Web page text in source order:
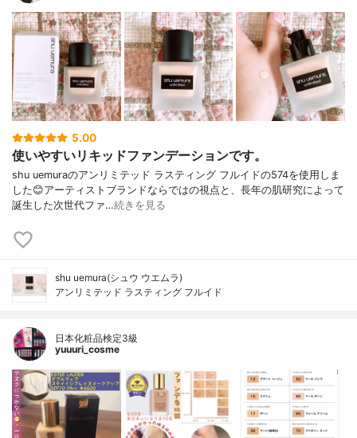
5.00
使いやすいリキッドファンデーションです。
shu uemuraのアンリミテッド ラスティング フルイドの574を使用しま
した😊アーティストブランドならではの視点と、長年の肌研究によって
誕生した次世代ファ…続きを見る
shu uemura(シュウ ウエムラ)
アンリミテッド ラスティング フルイド
日本化粧品検定3級
yuuuri_cosme